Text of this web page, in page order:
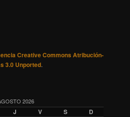
Creative Commons Atribución-
3.0 Unported.
2026
J V S D